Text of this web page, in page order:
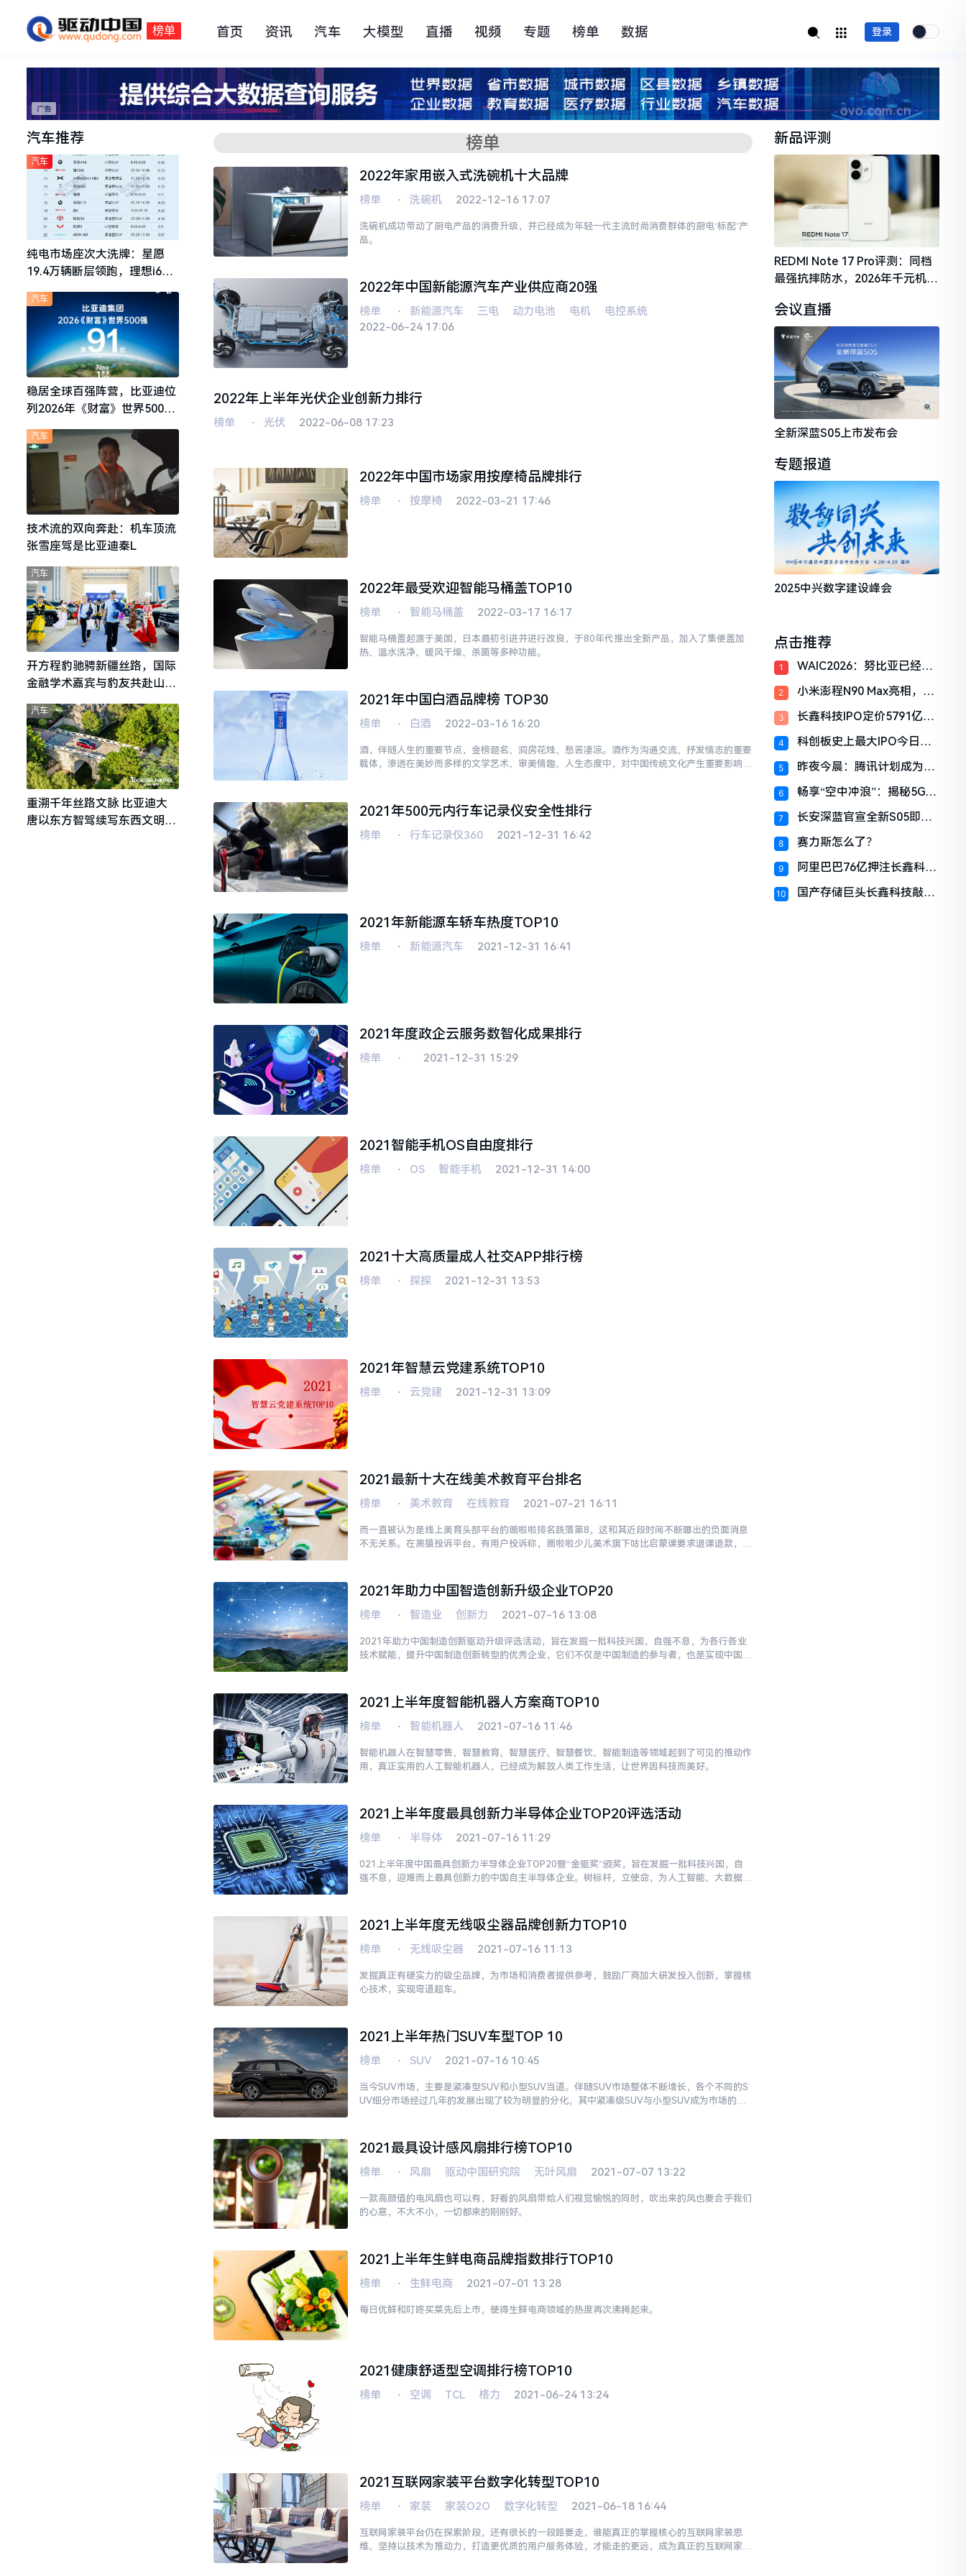
榜单 首页 资讯 汽车 大模型 直播 视频 专题 榜单 数据 登录
汽车推荐
纯电市场座次大洗牌：星愿
19.4万辆断层领跑，理想i6成
汽车
稳居全球百强阵营，比亚迪位
列2026年《财富》世界500强
汽车
技术流的双向奔赴：机车顶流
张雪座驾是比亚迪秦L
汽车
开方程豹驰骋新疆丝路，国际
金融学术嘉宾与豹友共赴山海
汽车
重溯千年丝路文脉 比亚迪大
唐以东方智驾续写东西文明对
汽车
榜单
2022年家用嵌入式洗碗机十大品牌
榜单 ⋅ 洗碗机 2022-12-16 17:07
洗碗机成功带动了厨电产品的消费升级，并已经成为年轻一代主流时尚消费群体的厨电‘标配’产
品。
2022年中国新能源汽车产业供应商20强
榜单 ⋅ 新能源汽车 三电 动力电池 电机
电控系统
2022-06-24 17:06
2022年上半年光伏企业创新力排行
榜单 ⋅ 光伏 2022-06-08 17:23
2022年中国市场家用按摩椅品牌排行
榜单 ⋅ 按摩椅 2022-03-21 17:46
2022年最受欢迎智能马桶盖TOP10
榜单 ⋅ 智能马桶盖 2022-03-17 16:17
智能马桶盖起源于美国，日本最初引进并进行改良，于80年代推出全新产品，加入了集便盖加
热、温水洗净、暖风干燥、杀菌等多种功能。
2021年中国白酒品牌榜 TOP30
榜单 ⋅ 白酒 2022-03-16 16:20
酒，伴随人生的重要节点，金榜题名、洞房花烛、愁苦凄凉。酒作为沟通交流、抒发情志的重要
载体，渗透在美妙而多样的文学艺术、审美情趣、人生态度中，对中国传统文化产生重要影响。
2021年500元内行车记录仪安全性排行
榜单 ⋅ 行车记录仪360 2021-12-31 16:42
2021年新能源车轿车热度TOP10
榜单 ⋅ 新能源汽车 2021-12-31 16:41
2021年度政企云服务数智化成果排行
榜单 ⋅ 2021-12-31 15:29
2021智能手机OS自由度排行
榜单 ⋅ OS 智能手机 2021-12-31 14:00
2021十大高质量成人社交APP排行榜
榜单 ⋅ 探探 2021-12-31 13:53
2021年智慧云党建系统TOP10
榜单 ⋅ 云党建 2021-12-31 13:09
2021最新十大在线美术教育平台排名
榜单 ⋅ 美术教育 在线教育 2021-07-21 16:11
而一直被认为是线上美育头部平台的画啦啦排名跌落第8，这和其近段时间不断曝出的负面消息
不无关系。在黑猫投诉平台，有用户投诉称，画啦啦少儿美术旗下咕比启蒙课要求退课退款，客
2021年助力中国智造创新升级企业TOP20
榜单 ⋅ 智造业 创新力 2021-07-16 13:08
2021年助力中国制造创新驱动升级评选活动，旨在发掘一批科技兴国，自强不息，为各行各业
技术赋能，提升中国制造创新转型的优秀企业，它们不仅是中国制造的参与者，也是实现中国制
2021上半年度智能机器人方案商TOP10
榜单 ⋅ 智能机器人 2021-07-16 11:46
智能机器人在智慧零售、智慧教育、智慧医疗、智慧餐饮、智能制造等领域起到了可见的推动作
用，真正实用的人工智能机器人，已经成为解放人类工作生活，让世界因科技而美好。
2021上半年度最具创新力半导体企业TOP20评选活动
榜单 ⋅ 半导体 2021-07-16 11:29
021上半年度中国最具创新力半导体企业TOP20暨“金驱奖”颁奖，旨在发掘一批科技兴国，自
强不息，迎难而上最具创新力的中国自主半导体企业。树标杆，立使命，为人工智能、大数据、
2021上半年度无线吸尘器品牌创新力TOP10
榜单 ⋅ 无线吸尘器 2021-07-16 11:13
发掘真正有硬实力的吸尘品牌，为市场和消费者提供参考，鼓励厂商加大研发投入创新，掌握核
心技术，实现弯道超车。
2021上半年热门SUV车型TOP 10
榜单 ⋅ SUV 2021-07-16 10:45
当今SUV市场，主要是紧凑型SUV和小型SUV当道。伴随SUV市场整体不断增长，各个不同的S
UV细分市场经过几年的发展出现了较为明显的分化，其中紧凑级SUV与小型SUV成为市场的主
2021最具设计感风扇排行榜TOP10
榜单 ⋅ 风扇 驱动中国研究院 无叶风扇 2021-07-07 13:22
一款高颜值的电风扇也可以有，好看的风扇带给人们视觉愉悦的同时，吹出来的风也要合乎我们
的心意，不大不小，一切都来的刚刚好。
2021上半年生鲜电商品牌指数排行TOP10
榜单 ⋅ 生鲜电商 2021-07-01 13:28
每日优鲜和叮咚买菜先后上市，使得生鲜电商领域的热度再次沸腾起来。
2021健康舒适型空调排行榜TOP10
榜单 ⋅ 空调 TCL 格力 2021-06-24 13:24
2021互联网家装平台数字化转型TOP10
榜单 ⋅ 家装 家装O2O 数字化转型 2021-06-18 16:44
互联网家装平台仍在探索阶段，还有很长的一段路要走，谁能真正的掌握核心的互联网家装思
维、坚持以技术为推动力，打造更优质的用户服务体验，才能走的更远，成为真正的互联网家装
新品评测
REDMI Note 17 Pro评测：同档
最强抗摔防水，2026年千元机市
会议直播
全新深蓝S05上市发布会
专题报道
2025中兴数字建设峰会
点击推荐
1
WAIC2026：努比亚已经推
2
小米澎程N90 Max亮相，以
增程SUV
3
长鑫科技IPO定价5791亿元
专家称审慎定价践行“长期
4
科创板史上最大IPO今日申
666亿元
5
昨夜今晨：腾讯计划成为
7混动汽油机技术攻关
6
畅享“空中冲浪”：揭秘5G-
联
7
长安深蓝官宣全新S05即将
智能SUV”
8 赛力斯怎么了？
9
阿里巴巴76亿押注长鑫科
1600亿元
10
国产存储巨头长鑫科技敲定